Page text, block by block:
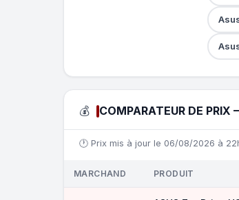
💰 COMPARATEUR DE
🕐 Prix mis à jour le 06/08/2026 à
MARCHAND PRODUIT